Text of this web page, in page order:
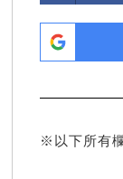
※以下所有